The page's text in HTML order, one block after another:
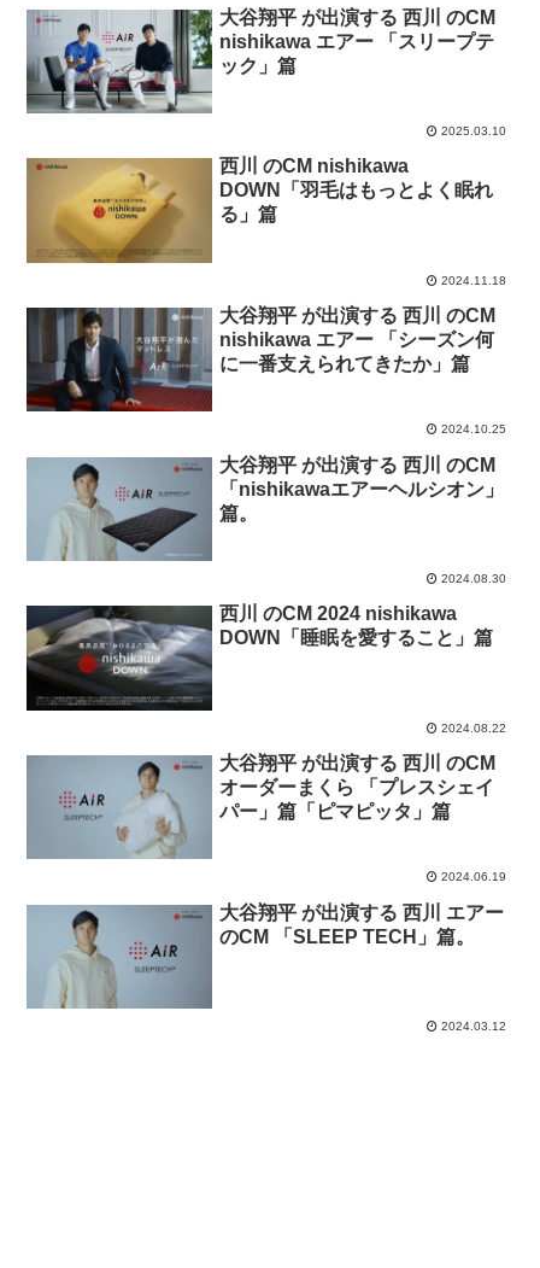
大谷翔平 が出演する 西川 のCM
nishikawa エアー 「スリープテ
ック」篇
2025.03.10
西川 のCM nishikawa
DOWN「羽毛はもっとよく眠れ
る」篇
2024.11.18
大谷翔平 が出演する 西川 のCM
nishikawa エアー 「シーズン何
に一番支えられてきたか」篇
2024.10.25
大谷翔平 が出演する 西川 のCM
「nishikawaエアーヘルシオン」
篇。
2024.08.30
西川 のCM 2024 nishikawa
DOWN「睡眠を愛すること」篇
2024.08.22
大谷翔平 が出演する 西川 のCM
オーダーまくら 「プレスシェイ
パー」篇「ピマピッタ」篇
2024.06.19
大谷翔平 が出演する 西川 エアー
のCM 「SLEEP TECH」篇。
2024.03.12